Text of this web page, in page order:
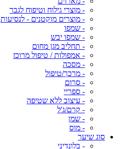
- מוצרי גילוח וטיפוח לגבר
- מוצרים מוקטנים - לנסיעות
- שמפו
- שמפו יבש
- תחליב מגן מחום
- אמפולות / טיפול מרוכז
- מסכה
- מרכך/טיפול
- סרום
- ספריי
- עיצוב ללא שטיפה
- קרם/ג'ל
- שמן
- מוס
סוג שיער
- בלונדיני